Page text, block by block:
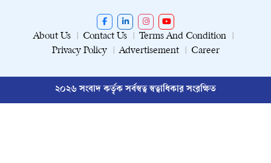
About Us Contact Us
Terms And Condition
Privacy Policy
Advertisement Career
২০২৬ সংবাদ কর্তৃক সর্বস্বত্ব স্বত্বাধিকার সংরক্ষিত